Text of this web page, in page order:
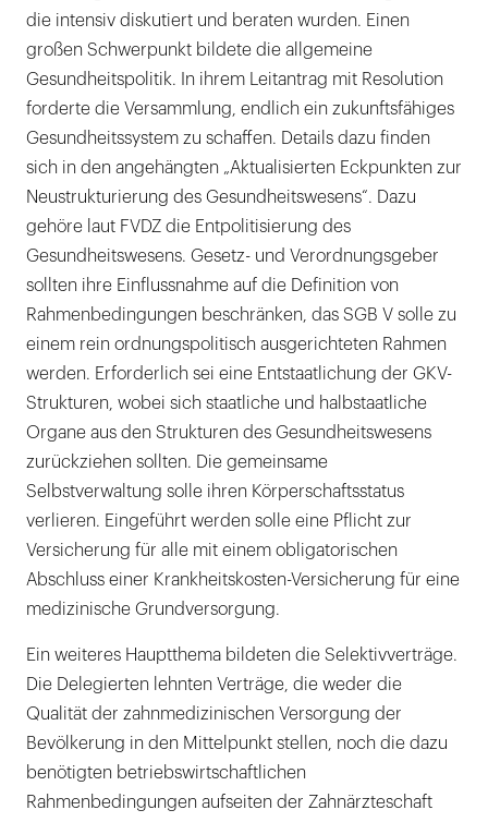
die intensiv diskutiert und beraten wurden. Einen
großen Schwerpunkt bildete die allgemeine
Gesundheitspolitik. In ihrem Leitantrag mit Resolution
forderte die Versammlung, endlich ein zukunftsfähiges
Gesundheitssystem zu schaffen. Details dazu finden
sich in den angehängten „Aktualisierten Eckpunkten zur
Neustrukturierung des Gesundheitswesens“. Dazu
gehöre laut FVDZ die Entpolitisierung des
Gesundheitswesens. Gesetz- und Verordnungsgeber
sollten ihre Einflussnahme auf die Definition von
Rahmenbedingungen beschränken, das SGB V solle zu
einem rein ordnungspolitisch ausgerichteten Rahmen
werden. Erforderlich sei eine Entstaatlichung der GKV-
Strukturen, wobei sich staatliche und halbstaatliche
Organe aus den Strukturen des Gesundheitswesens
zurückziehen sollten. Die gemeinsame
Selbstverwaltung solle ihren Körperschaftsstatus
verlieren. Eingeführt werden solle eine Pflicht zur
Versicherung für alle mit einem obligatorischen
Abschluss einer Krankheitskosten-Versicherung für eine
medizinische Grundversorgung.
Ein weiteres Hauptthema bildeten die Selektivverträge.
Die Delegierten lehnten Verträge, die weder die
Qualität der zahnmedizinischen Versorgung der
Bevölkerung in den Mittelpunkt stellen, noch die dazu
benötigten betriebswirtschaftlichen
Rahmenbedingungen aufseiten der Zahnärzteschaft